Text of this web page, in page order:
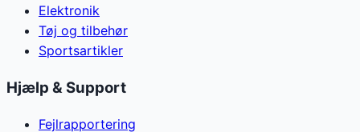
Elektronik
Tøj og tilbehør
Sportsartikler
Hjælp & Support
Fejlrapportering